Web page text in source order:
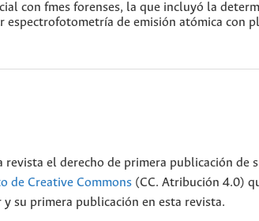
con fmes forenses, la que incluyó la
espectrofotometría de emisión atómica con
el derecho de primera publicación de
de Creative Commons (CC. Atribución 4.0)
su primera publicación en esta revista.